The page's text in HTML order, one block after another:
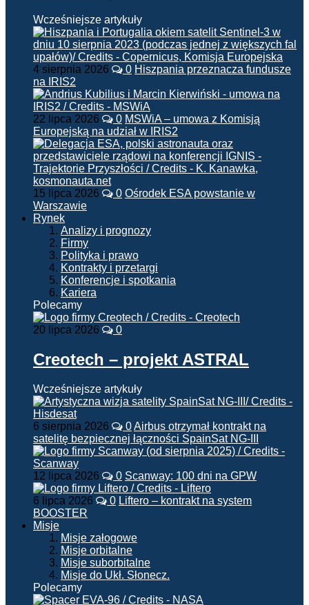
Wcześniejsze artykuły
4 sierpnia 2026 0 Hiszpania przeznacza fundusze
na IRIS2
22 lipca 2026 0 MSWiA – umowa z Komisją
Europejską na udział w IRIS2
15 lipca 2026 0 Ośrodek ESA powstanie w
Warszawie
Rynek
Analizy i prognozy
Firmy
Polityka i prawo
Kontrakty i przetargi
Konferencje i spotkania
Kariera
Polecamy
20 lipca 2026 0
Creotech – projekt ASTRAL
Wcześniejsze artykuły
6 sierpnia 2026 0Airbus otrzymał kontrakt na
satelitę bezpiecznej łączności SpainSat NG-III
12 lipca 2026 0 Scanway: 100 dni na GPW
6 lipca 2026 0 Liftero – kontrakt na system
BOOSTER
Misje
Misje załogowe
Misje orbitalne
Misje suborbitalne
Misje do Ukł. Słonecz.
Polecamy